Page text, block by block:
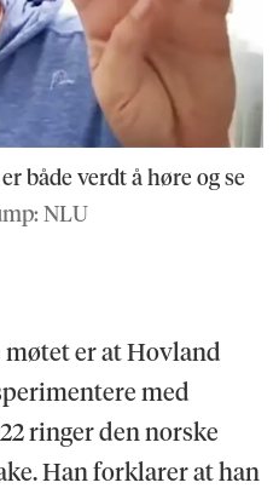
både verdt å høre og se
NLU
er at Hovland
med
ringer den norske
Han forklarer at han